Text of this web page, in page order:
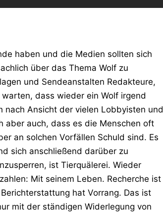
haben und die Medien sollten sich
über das Thema Wolf zu
und Sendeanstalten Redakteure,
dass wieder ein Wolf irgend
Ansicht der vielen Lobbyisten und
aber auch, dass es die Menschen oft
an solchen Vorfällen Schuld sind. Es
sich anschließend darüber zu
ist Tierquälerei. Wieder
Mit seinem Leben. Recherche ist
hat Vorrang. Das ist
mit der ständigen Widerlegung von